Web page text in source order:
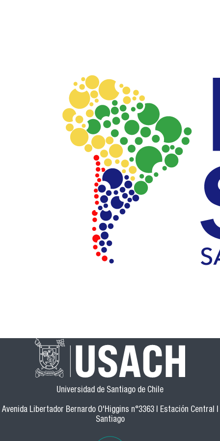
Universidad de Santiago de Chile
Avenida Libertador Bernardo O'Higgins n°3363 | Estación Central |
Santiago